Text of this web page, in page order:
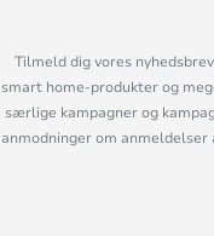
Tilmeld dig vores
smart home-produkter og
særlige kampagner og
anmodninger om anmeldelser